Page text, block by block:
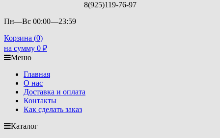
8(925)119-76-97
Пн—Вс 00:00—23:59
Корзина (0)
на сумму 0 ₽
Меню
Главная
О нас
Доставка и оплата
Контакты
Как сделать заказ
Каталог